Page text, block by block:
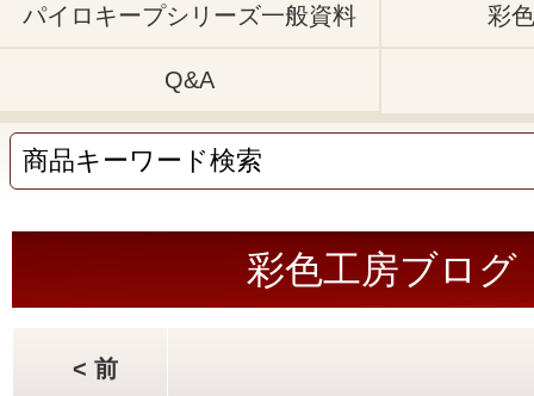
パイロキープシリーズ一般資料 彩
Q&A
彩色工房ブログ
< 前